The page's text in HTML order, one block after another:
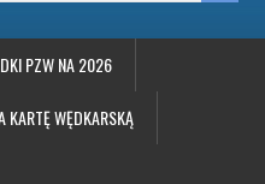
PZW NA 2026
KARTĘ WĘDKARSKĄ